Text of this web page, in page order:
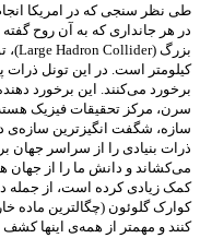
طی نظر سنجی که در امریکا
در هر جانداری که به آن روح
کیلومتر است. در این تونل ذرات
برخورد می‌کنند. این برخورد
سرن، مرکز تحقیقات فیزیک
سازه، شگفت انگیزترین
ذرات بنیادی را از سراسر جهان
می‌کشاند و دانش ما را از جهان
کمک زیادی کرده است، از جمله
کوارک گلوئون (چگال­ترین ماده
کنند و مهمتر از همه‌ی اینها